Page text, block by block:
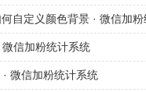
自定义颜色背景 · 微信加
信加粉统计系统
微信加粉统计系统